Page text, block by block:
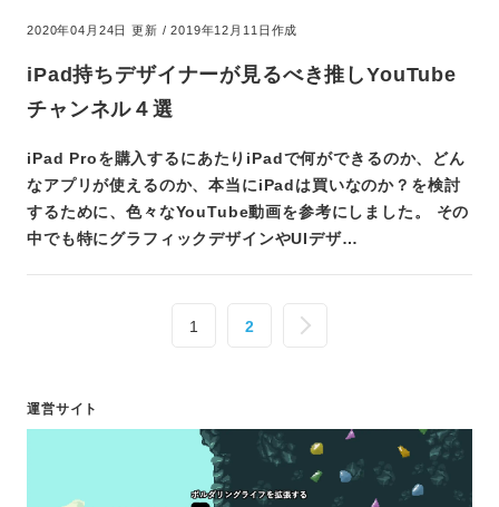
2020年04月24日 更新 / 2019年12月11日作成
iPad持ちデザイナーが見るべき推しYouTube
チャンネル４選
iPad Proを購入するにあたりiPadで何ができるのか、どん
なアプリが使えるのか、本当にiPadは買いなのか？を検討
するために、色々なYouTube動画を参考にしました。 その
中でも特にグラフィックデザインやUIデザ…
1 2
運営サイト